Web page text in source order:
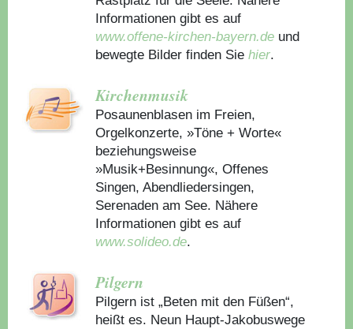
Informationen gibt es auf
www.offene-kirchen-bayern.de und
bewegte Bilder finden Sie hier.
Kirchenmusik
Posaunenblasen im Freien,
Orgelkonzerte, »Töne + Worte«
beziehungsweise
»Musik+Besinnung«, Offenes
Singen, Abendliedersingen,
Serenaden am See. Nähere
Informationen gibt es auf
www.solideo.de.
Pilgern
Pilgern ist „Beten mit den Füßen“,
heißt es. Neun Haupt-Jakobuswege